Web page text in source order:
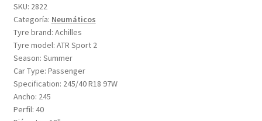
R18
97W
cantidad
SKU: 2822
Categoría: Neumáticos
Tyre brand: Achilles
Tyre model: ATR Sport 2
Season: Summer
Car Type: Passenger
Specification: 245/40 R18 97W
Ancho: 245
Perfil: 40